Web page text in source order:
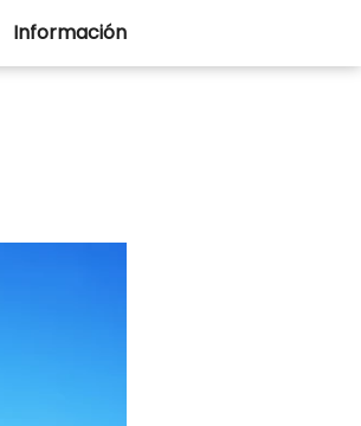
Información